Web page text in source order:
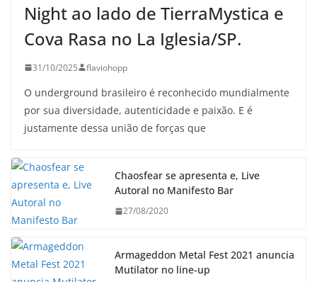
Night ao lado de TierraMystica e
Cova Rasa no La Iglesia/SP.
31/10/2025 flaviohopp
O underground brasileiro é reconhecido mundialmente
por sua diversidade, autenticidade e paixão. E é
justamente dessa união de forças que
Chaosfear se apresenta e, Live
Autoral no Manifesto Bar
27/08/2020
Armageddon Metal Fest 2021 anuncia
Mutilator no line-up